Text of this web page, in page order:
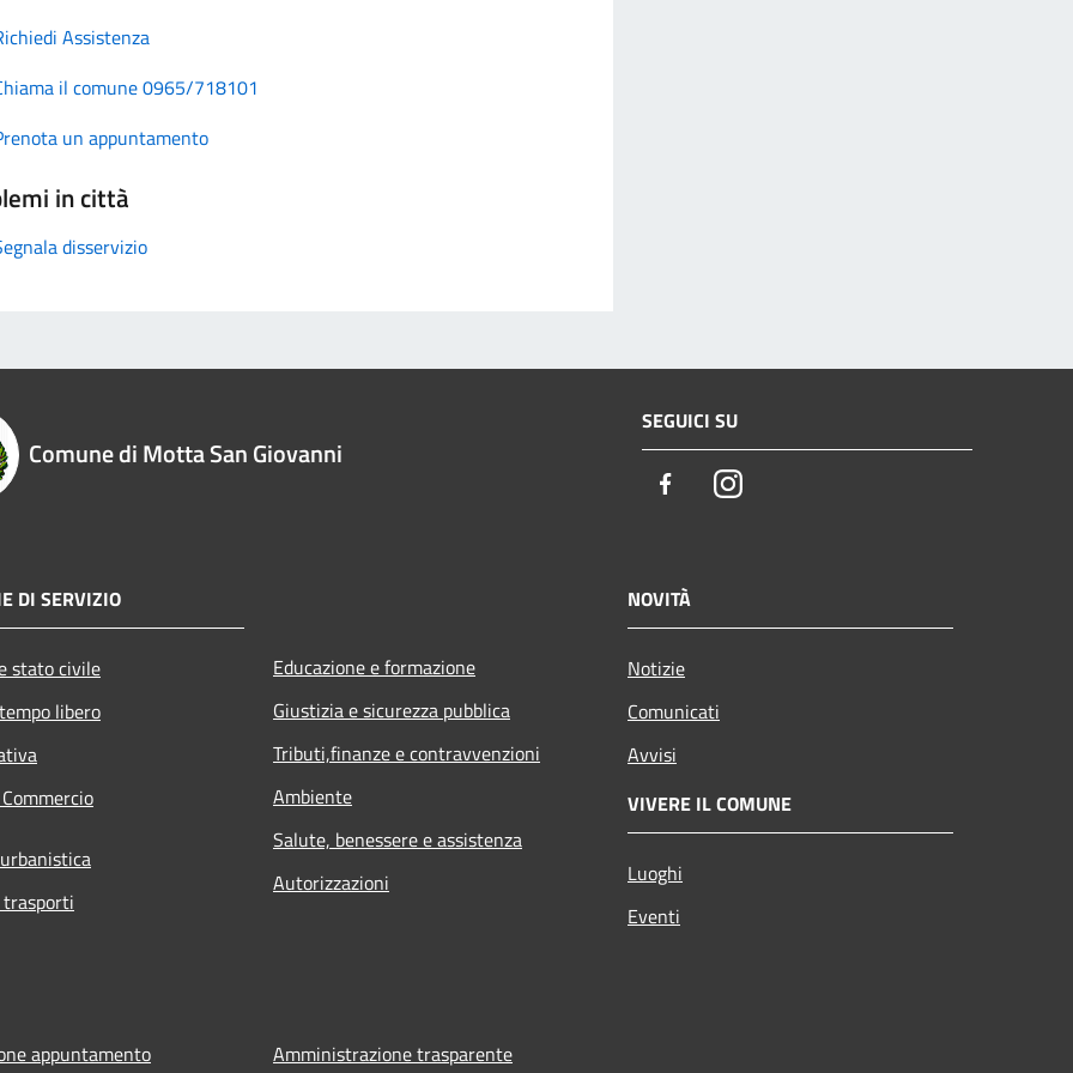
Assistenza
il comune 0965/718101
un appuntamento
in città
disservizio
Comune di Motta San Giovanni
SEGUICI SU
FacebookInstagram
DI SERVIZIO
stato civile
libero
Educazione e formazione
Giustizia e sicurezza pubblica
Tributi,finanze e contravvenzioni
Ambiente
Salute, benessere e assistenza
Autorizzazioni
NOVITÀ
Notizie
Comunicati
Avvisi
VIVERE IL COMUNE
Luoghi
Eventi
appuntamento Amministrazione trasparente